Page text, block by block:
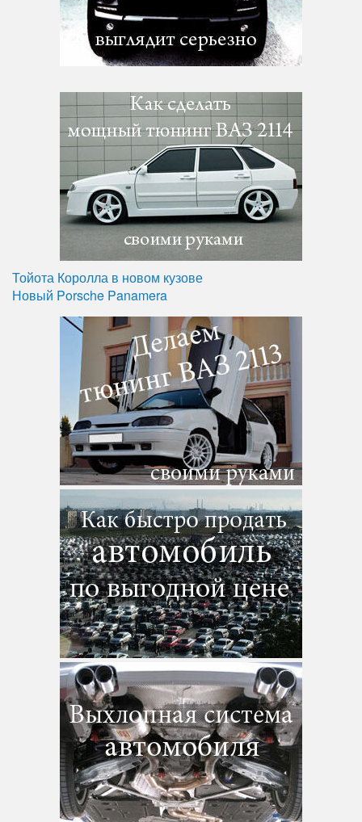
Тойота Королла в новом кузове
Новый Porsche Panamera